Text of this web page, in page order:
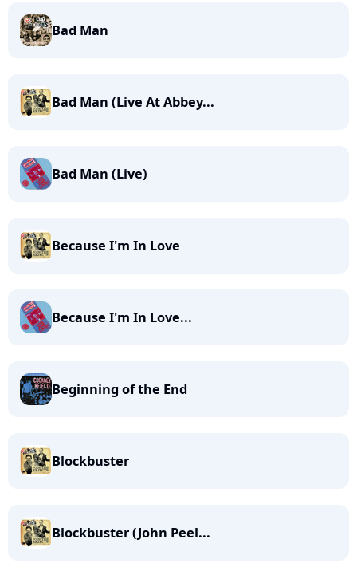
Bad Man
Bad Man (Live At Abbey...
Bad Man (Live)
Because I'm In Love
Because I'm In Love...
Beginning of the End
Blockbuster
Blockbuster (John Peel...